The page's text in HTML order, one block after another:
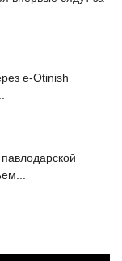
e-Otinish